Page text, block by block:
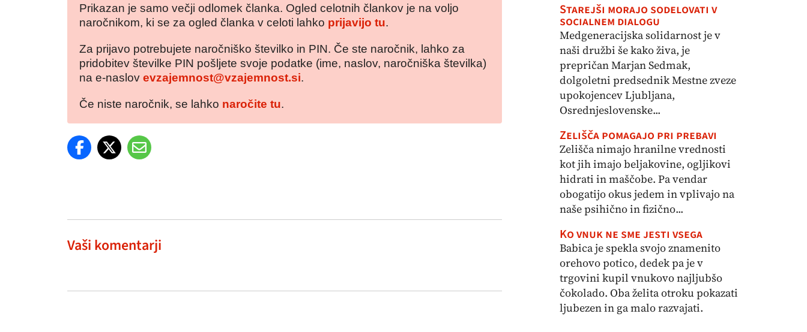
Prikazan je samo večji odlomek članka. Ogled celotnih člankov je na voljo
naročnikom, ki se za ogled članka v celoti lahko prijavijo tu.
Za prijavo potrebujete naročniško številko in PIN. Če ste naročnik, lahko za
pridobitev številke PIN pošljete svoje podatke (ime, naslov, naročniška številka)
na e-naslov evzajemnost@vzajemnost.si.
Če niste naročnik, se lahko naročite tu.
Vaši komentarji
Starejši morajo sodelovati v
socialnem dialogu
Medgeneracijska solidarnost je v
naši družbi še kako živa, je
prepričan Marjan Sedmak,
dolgoletni predsednik Mestne zveze
upokojencev Ljubljana,
Osrednjeslovenske...
Zelišča pomagajo pri prebavi
Zelišča nimajo hranilne vrednosti
kot jih imajo beljakovine, ogljikovi
hidrati in maščobe. Pa vendar
obogatijo okus jedem in vplivajo na
naše psihično in fizično...
Ko vnuk ne sme jesti vsega
Babica je spekla svojo znamenito
orehovo potico, dedek pa je v
trgovini kupil vnukovo najljubšo
čokolado. Oba želita otroku pokazati
ljubezen in ga malo razvajati.